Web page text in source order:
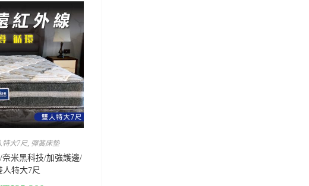
特大7尺, 彈簧床墊
米黑科技/加強護邊/
人特大7尺